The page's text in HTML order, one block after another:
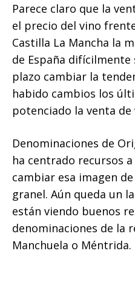
Parece claro que la
el precio del vino
Castilla La Mancha la
de España
plazo cambiar la
habido cambios los
potenciado la venta
Denominaciones de
ha centrado recursos
cambiar esa imagen
granel. Aún queda un
están viendo buenos
denominaciones de la
Manchuela o Méntrida.